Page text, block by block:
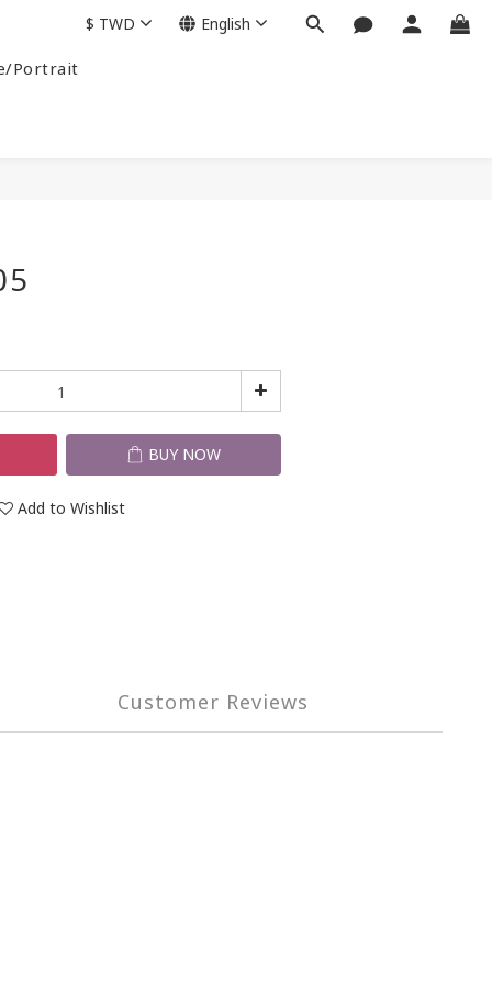
Portrait
$ TWD English
BUY NOW
Add to Wishlist
Customer Reviews